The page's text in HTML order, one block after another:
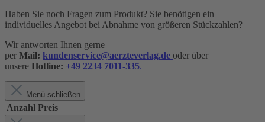
Haben Sie noch Fragen zum Produkt? Sie benötigen ein
individuelles Angebot bei Abnahme von größeren Stückzahlen?
Wir antworten Ihnen gerne
per Mail: kundenservice@aerzteverlag.de oder über
unsere Hotline: +49 2234 7011-335.
Menü schließen
Anzahl Preis